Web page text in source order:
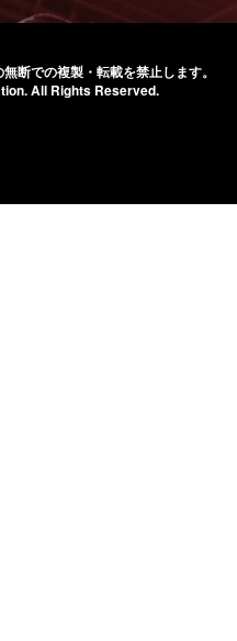
無断での複製・転載を禁止します。
All Rights Reserved.